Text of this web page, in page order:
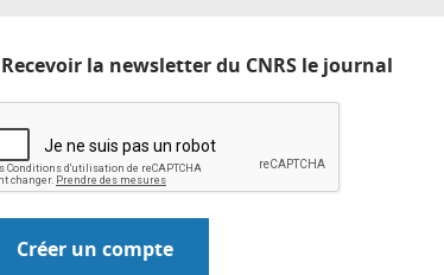
Recevoir la newsletter du CNRS le journal